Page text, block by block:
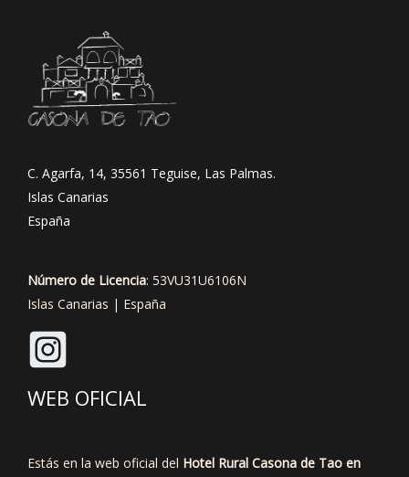
C. Agarfa, 14, 35561 Teguise, Las Palmas.
Islas Canarias
España
Número de Licencia: 53VU31U6106N
Islas Canarias | España
WEB OFICIAL
Estás en la web oficial del Hotel Rural Casona de Tao en